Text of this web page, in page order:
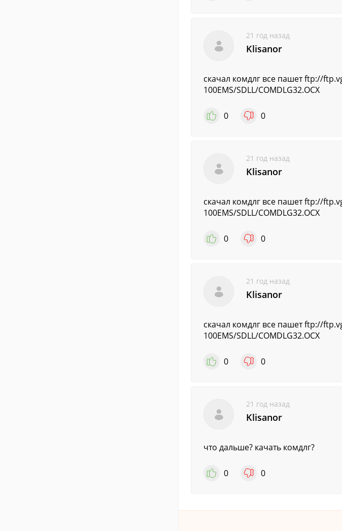
21 год назад
Klisanor
скачал комдлг все пашет ftp://
100EMS/SDLL/COMDLG32.OCX
0 0
21 год назад
Klisanor
скачал комдлг все пашет ftp://
100EMS/SDLL/COMDLG32.OCX
0 0
21 год назад
Klisanor
скачал комдлг все пашет ftp://
100EMS/SDLL/COMDLG32.OCX
0 0
21 год назад
Klisanor
что дальше? качать комдлг?
0 0